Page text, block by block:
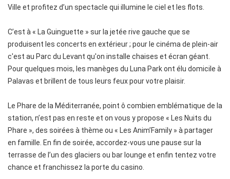
Ville et profitez d’un spectacle qui illumine le ciel et les flots.
C’est à « La Guinguette » sur la jetée rive gauche que se
produisent les concerts en extérieur ; pour le cinéma de plein-air
c'est au Parc du Levant qu'on installe chaises et écran géant.
Pour quelques mois, les manèges du Luna Park ont élu domicile à
Palavas et brillent de tous leurs feux pour votre plaisir.
Le Phare de la Méditerranée, point ô combien emblématique de la
station, n’est pas en reste et on vous y propose « Les Nuits du
Phare », des soirées à thème ou « Les Anim’Family » à partager
en famille. En fin de soirée, accordez-vous une pause sur la
terrasse de l’un des glaciers ou bar lounge et enfin tentez votre
chance et franchissez la porte du casino.